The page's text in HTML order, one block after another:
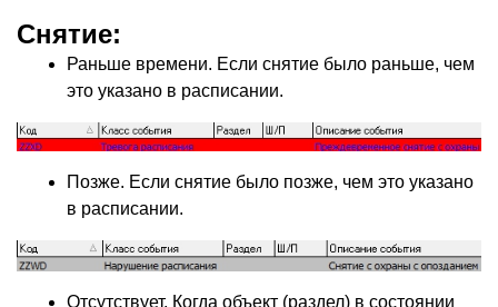
Снятие:
Раньше времени. Если снятие было раньше, чем
это указано в расписании.
Позже. Если снятие было позже, чем это указано
в расписании.
Отсутствует. Когда объект (раздел) в состоянии